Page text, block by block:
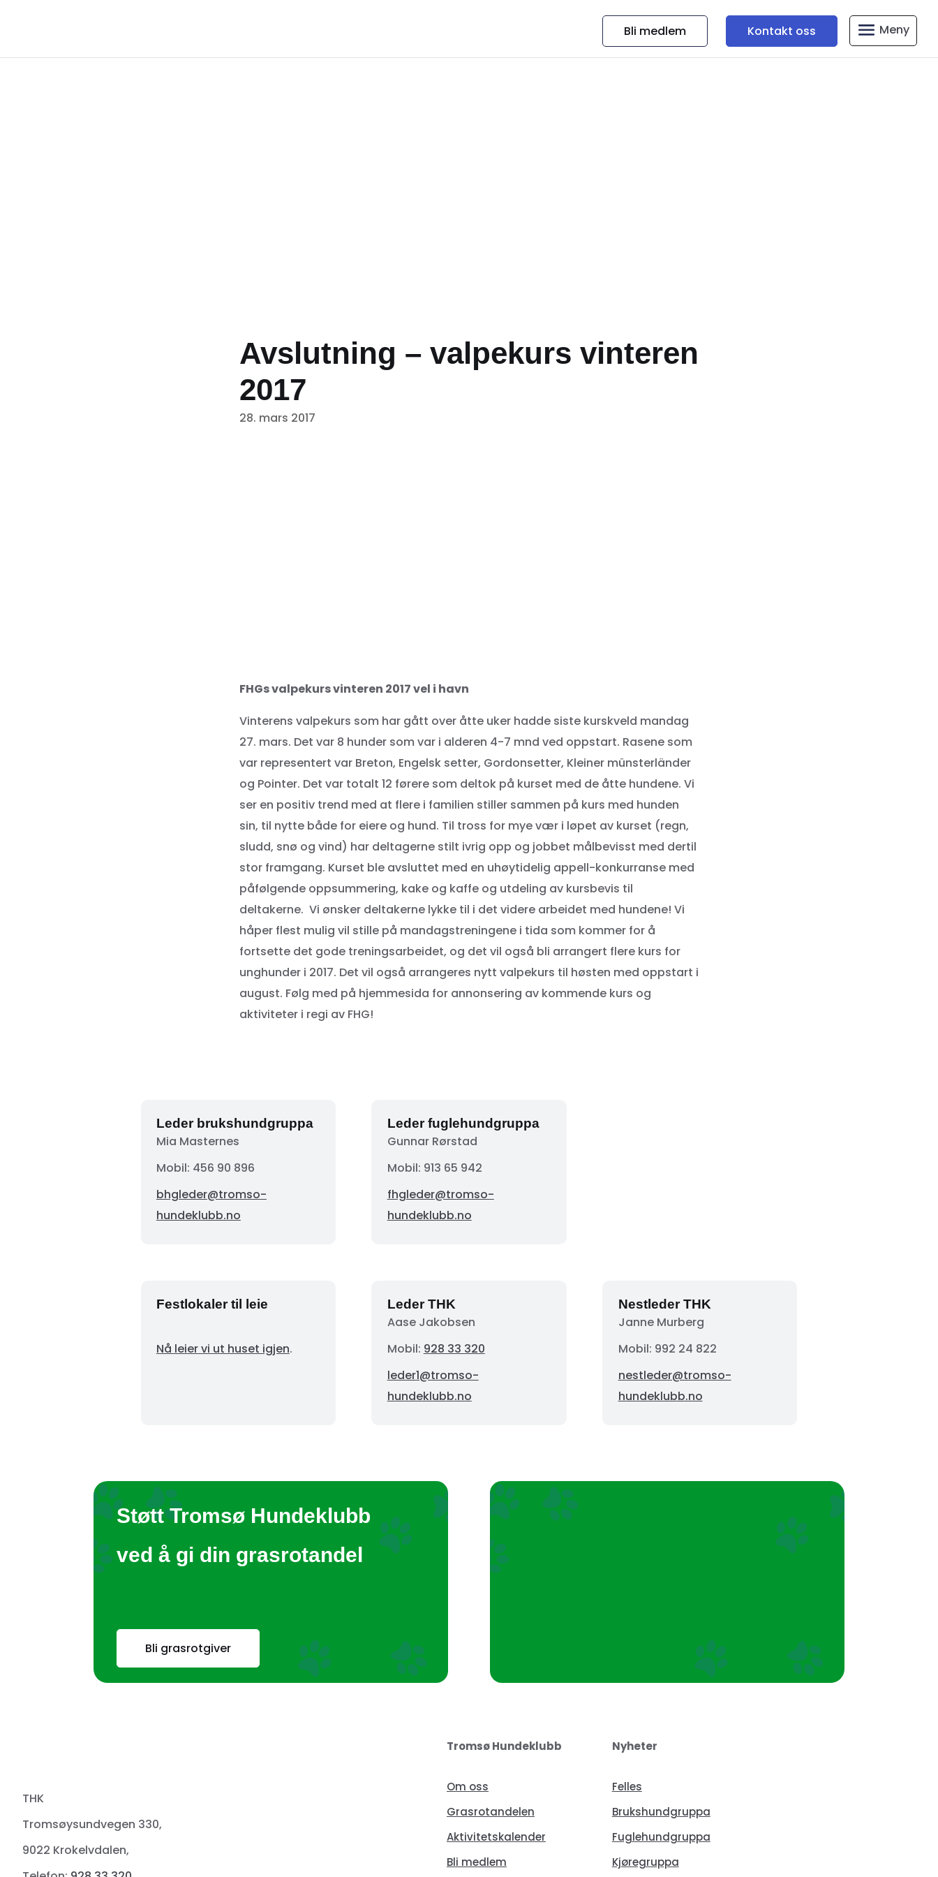
Kontakt oss
Bli medlem
Avslutning – valpekurs vinteren
2017
28. mars 2017
FHGs valpekurs vinteren 2017 vel i havn
Vinterens valpekurs som har gått over åtte uker hadde siste kurskveld mandag
27. mars. Det var 8 hunder som var i alderen 4-7 mnd ved oppstart. Rasene som
var representert var Breton, Engelsk setter, Gordonsetter, Kleiner münsterländer
og Pointer. Det var totalt 12 førere som deltok på kurset med de åtte hundene. Vi
ser en positiv trend med at flere i familien stiller sammen på kurs med hunden
sin, til nytte både for eiere og hund. Til tross for mye vær i løpet av kurset (regn,
sludd, snø og vind) har deltagerne stilt ivrig opp og jobbet målbevisst med dertil
stor framgang. Kurset ble avsluttet med en uhøytidelig appell-konkurranse med
påfølgende oppsummering, kake og kaffe og utdeling av kursbevis til
deltakerne. Vi ønsker deltakerne lykke til i det videre arbeidet med hundene! Vi
håper flest mulig vil stille på mandagstreningene i tida som kommer for å
fortsette det gode treningsarbeidet, og det vil også bli arrangert flere kurs for
unghunder i 2017. Det vil også arrangeres nytt valpekurs til høsten med oppstart i
august. Følg med på hjemmesida for annonsering av kommende kurs og
aktiviteter i regi av FHG!
Leder brukshundgruppa
Mia Masternes
Mobil: 456 90 896
bhgleder@tromso-
hundeklubb.no
Leder fuglehundgruppa
Gunnar Rørstad
Mobil: 913 65 942
fhgleder@tromso-
hundeklubb.no
Festlokaler til leie
Nå leier vi ut huset igjen.
Leder THK
Aase Jakobsen
Mobil: 928 33 320
leder1@tromso-
hundeklubb.no
Nestleder THK
Janne Murberg
Mobil: 992 24 822
nestleder@tromso-
hundeklubb.no
Støtt Tromsø Hundeklubb
ved å gi din grasrotandel
Bli grasrotgiver
THK
Tromsøysundvegen 330,
9022 Krokelvdalen,
Tromsø Hundeklubb
Om oss
Grasrotandelen
Aktivitetskalender
Bli medlem
Nyheter
Felles
Brukshundgruppa
Fuglehundgruppa
Kjøregruppa